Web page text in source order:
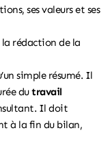
ses valeurs et ses
rédaction de la
simple résumé. Il
dutravail
Il doit
à la fin du bilan,